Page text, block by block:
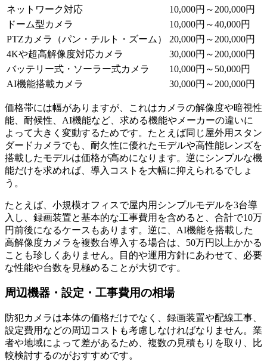
ネットワーク対応
10,000円～200,000円
ドーム型カメラ
10,000円～40,000円
PTZカメラ（パン・チルト・ズーム）
20,000円～200,000円
4Kや超高解像度対応カメラ
30,000円～200,000円
バッテリー式・ソーラー式カメラ
10,000円～50,000円
AI機能搭載カメラ
30,000円～200,000円
価格帯には幅がありますが、これはカメラの解像度や暗視性
能、耐候性、AI機能など、求める機能やメーカーの違いに
よって大きく変動するためです。たとえば同じ屋外用スタン
ダードカメラでも、耐久性に優れたモデルや高性能レンズを
搭載したモデルは価格が高めになります。逆にシンプルな機
能だけを求めれば、導入コストを大幅に抑えられるでしょ
う。
たとえば、小規模オフィスで屋内用シンプルモデルを3台導
入し、録画装置と基本的な工事費用を含めると、合計で10万
円前後になるケースもあります。逆に、AI機能を搭載した
高解像度カメラを複数台導入する場合は、50万円以上かかる
ことも珍しくありません。目的や運用方針にあわせて、必要
な性能や台数を見極めることが大切です。
周辺機器・設定・工事費用の相場
防犯カメラは本体の価格だけでなく、録画装置や配線工事、
設定費用などの周辺コストも考慮しなければなりません。業
者や地域によって差があるため、複数の見積もりを取り、比
較検討するのがおすすめです。